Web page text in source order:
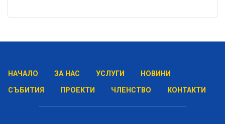
НАЧАЛО ЗА НАС УСЛУГИ
НОВИНИ
СЪБИТИЯ
ПРОЕКТИ ЧЛЕНСТВО КОНТАКТИ